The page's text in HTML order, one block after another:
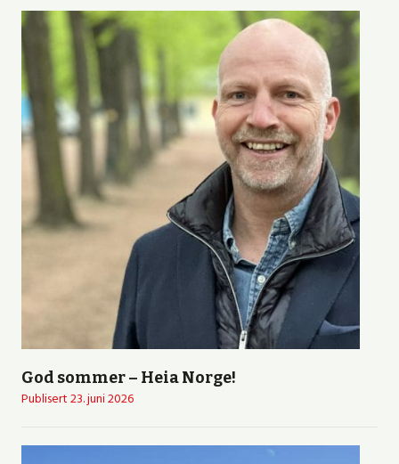
God sommer – Heia Norge!
Publisert23. juni 2026